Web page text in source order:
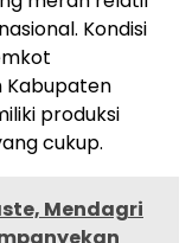
Kondisi
Kabupaten
produksi
cukup.
Mendagri